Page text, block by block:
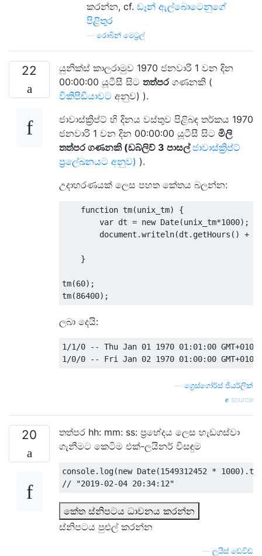
කරන්න, cf. ඩෑන් ඇල්බොටෙනුගේ
පිළිතුර
රොබින් මෙට්‍රල්
22
යුනික්ස් කාලරාමුව 1970 ජනවාරි 1 වන දින
00:00:00 යූටීසී සිට තත්පර ගණනකි (
විකිපීඩියාවට අනුව) ).
ජාවාස්ක්‍රිප්ට් හි දිනය වස්තුව පිළිබඳ තර්කය 1970
ජනවාරි 1 වන දින 00:00:00 යූටීසී සිට මිලි
තත්පර ගණනකි (ඩබ්ලිව් 3 පාසල්ජාවාස්ක්‍රිප්ට්
ප්‍රලේඛනයට අනුව) ).
උදාහරණයක් ලෙස පහත කේතය බලන්න:
function tm(unix_tm)
{
var dt = new Date(unix_tm*1000);
        document
.writeln(dt . getHours () +
}
tm(60);
tm(86400);
ලබා දෙයි:
1 /1 /0 -- Thu Jan 01 1970 01 : 01 : 00 GMT+0100
1 /0/0 -- Fri Jan 02 1970 01 : 00: 00 GMT+0100
ග්‍රෙස්ගෝර්ස් ජියර්ලික්
source
20
තත්පර hh: mm: ss: ප්‍රභේදය ලෙස හැඩගස්වා
ගැනීමට කෙටිම එක්-ලයිනර් විසඳුම
console. log(new Date(1549312452 * 1000).
// "2019-02-04 20:34:12"
කේත ස්නිපටය ධාවනය කරන්න
ස්නිපටය පුළුල් කරන්න
ලුයිස් ඩේවිඩ්